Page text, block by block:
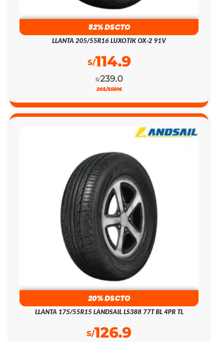
52% DSCTO
LLANTA 205/55R16 LUXOTIK OX-2 91V
S/239.0
S/114.9
205/55R16
20% DSCTO
LLANTA 175/55R15 LANDSAIL LS388 77T BL 4PR TL
S/126.9